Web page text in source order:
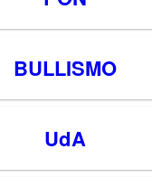
BULLISMO
UdA